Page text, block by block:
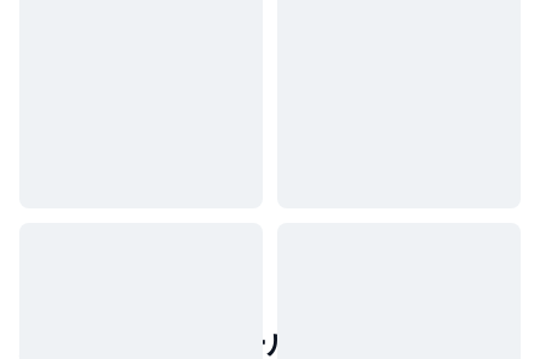
人気のリアルワールドアセット